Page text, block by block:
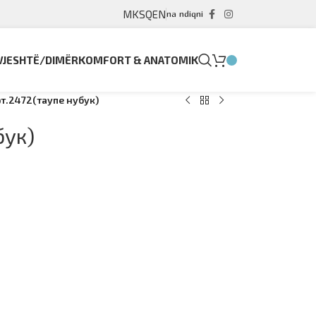
MKSQENna ndiqni
DIMËRKOMFORT & ANATOMIK
нубук)